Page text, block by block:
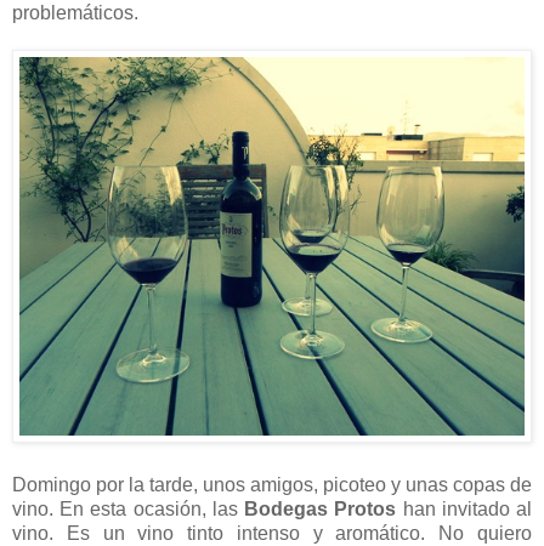
problemáticos.
Domingo por la tarde, unos amigos, picoteo y unas copas de
vino. En esta ocasión, las Bodegas Protos han invitado al
vino. Es un vino tinto intenso y aromático. No quiero